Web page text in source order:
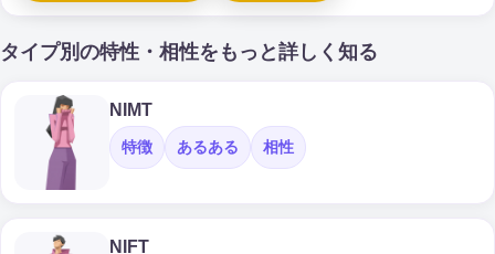
タイプ別の特性・相性をもっと詳しく知る
NIMT
特徴 あるある 相性
NIFT